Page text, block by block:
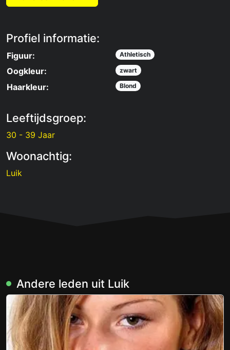
Profiel informatie:
Figuur: Athletisch
Oogkleur: zwart
Haarkleur: Blond
Leeftijdsgroep:
30 - 39 Jaar
Woonachtig:
Luik
Andere leden uit Luik